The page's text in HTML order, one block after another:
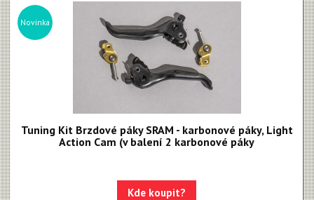
Novinka
Tuning Kit Brzdové páky SRAM - karbonové páky, Light
Action Cam (v balení 2 karbonové páky
Kde koupit?